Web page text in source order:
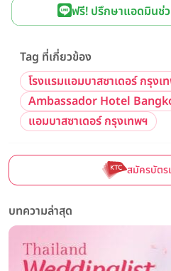
ฟรี! ปรึกษาแอดมินช่
Tag ที่เกี่ยวข้อง
โรงแรมแอมบาสซาเดอร์ กรุงเ
Ambassador Hotel
แอมบาสซาเดอร์ กรุงเทพฯ
สมัครบัตร
บทความล่าสุด